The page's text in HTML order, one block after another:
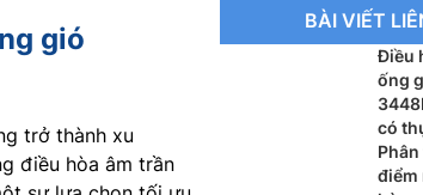
gió
trở thành xu
điều hòa âm trần
BÀI VIẾT
Điều
ống
có
điểm